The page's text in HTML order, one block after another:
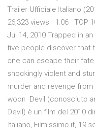
Trailer Ufficiale Italiano
26,323 views · 1:06 · TOP
Jul 14, 2010 Trapped in
five people discover that
one can escape their fate.
shockingly violent and
murder and revenge
woon Devil (conosciuto
Devil) è un film del 2010
Italiano, Filmissimo.it, 19